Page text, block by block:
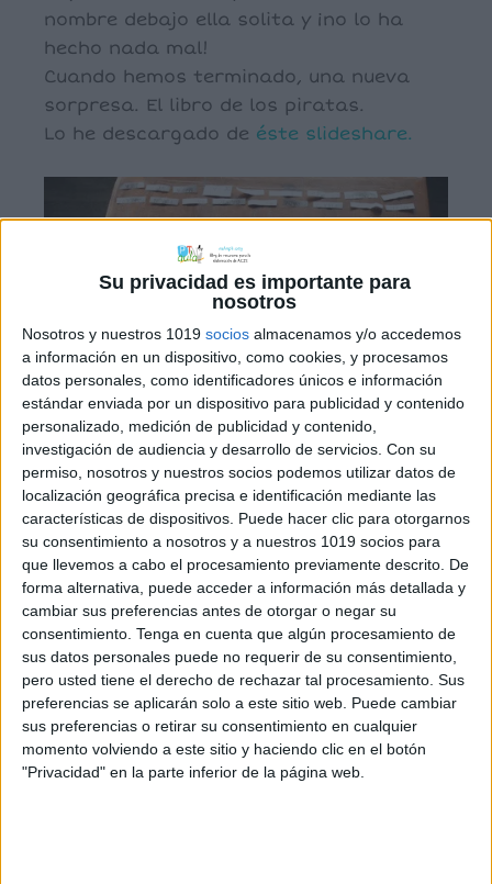
Su privacidad es importante para
nosotros
Nosotros y nuestros 1019 socios almacenamos y/o accedemos
a información en un dispositivo, como cookies, y procesamos
datos personales, como identificadores únicos e información
estándar enviada por un dispositivo para publicidad y contenido
personalizado, medición de publicidad y contenido,
investigación de audiencia y desarrollo de servicios. Con su
permiso, nosotros y nuestros socios podemos utilizar datos de
localización geográfica precisa e identificación mediante las
características de dispositivos. Puede hacer clic para otorgarnos
su consentimiento a nosotros y a nuestros 1019 socios para
que llevemos a cabo el procesamiento previamente descrito. De
forma alternativa, puede acceder a información más detallada y
cambiar sus preferencias antes de otorgar o negar su
consentimiento. Tenga en cuenta que algún procesamiento de
sus datos personales puede no requerir de su consentimiento,
pero usted tiene el derecho de rechazar tal procesamiento. Sus
preferencias se aplicarán solo a este sitio web. Puede cambiar
sus preferencias o retirar su consentimiento en cualquier
momento volviendo a este sitio y haciendo clic en el botón
"Privacidad" en la parte inferior de la página web.
nombre debajo ella solita y ¡no lo ha
hecho nada mal!
Cuando hemos terminado, una nueva
sorpresa. El libro de los piratas.
Lo he descargado de éste slideshare.
Hemos aprendido un montón de
vocabulario, buscando en su libro la
palabra que yo les leía. Seguro que lo
leemos muchas noches.
Laactividadha sido un poco larga así